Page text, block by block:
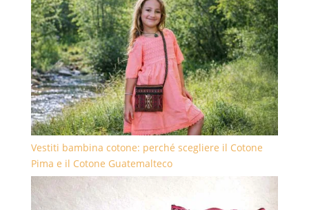
Vestiti bambina cotone: perché scegliere il Cotone
Pima e il Cotone Guatemalteco